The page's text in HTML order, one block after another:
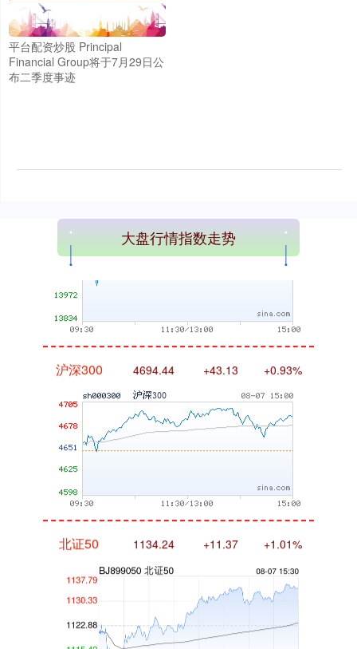
平台配资炒股 Principal
Financial Group将于7月29日公
布二季度事迹
大盘行情指数走势
沪深300 +0.93%
北证50 +1.01%